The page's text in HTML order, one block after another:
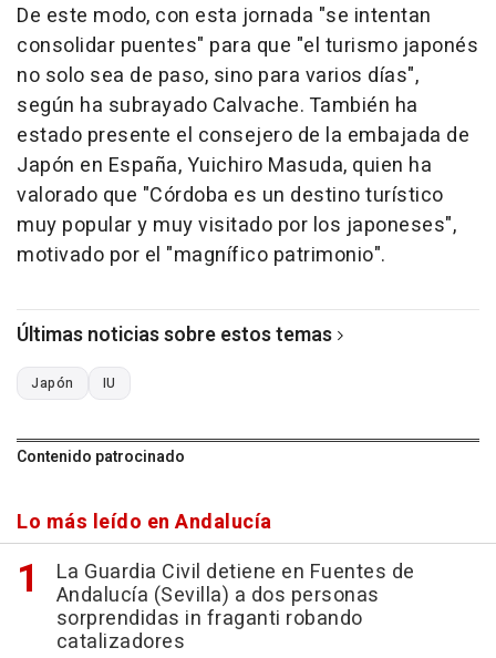
De este modo, con esta jornada "se intentan
consolidar puentes" para que "el turismo japonés
no solo sea de paso, sino para varios días",
según ha subrayado Calvache. También ha
estado presente el consejero de la embajada de
Japón en España, Yuichiro Masuda, quien ha
valorado que "Córdoba es un destino turístico
muy popular y muy visitado por los japoneses",
motivado por el "magnífico patrimonio".
Últimas noticias sobre estos temas
Japón IU
Contenido patrocinado
Lo más leído en Andalucía
La Guardia Civil detiene en Fuentes de
Andalucía (Sevilla) a dos personas
sorprendidas in fraganti robando
catalizadores